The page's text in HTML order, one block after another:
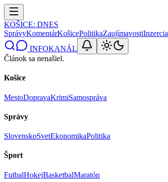
KOŠICE: DNES
SprávyKomentárKošicePolitikaZaujímavostiInzercia
INFOKANÁL
Článok sa nenašiel.
Košice
MestoDopravaKrimiSamospráva
Správy
SlovenskoSvetEkonomikaPolitika
Šport
FutbalHokejBasketbalMaratón